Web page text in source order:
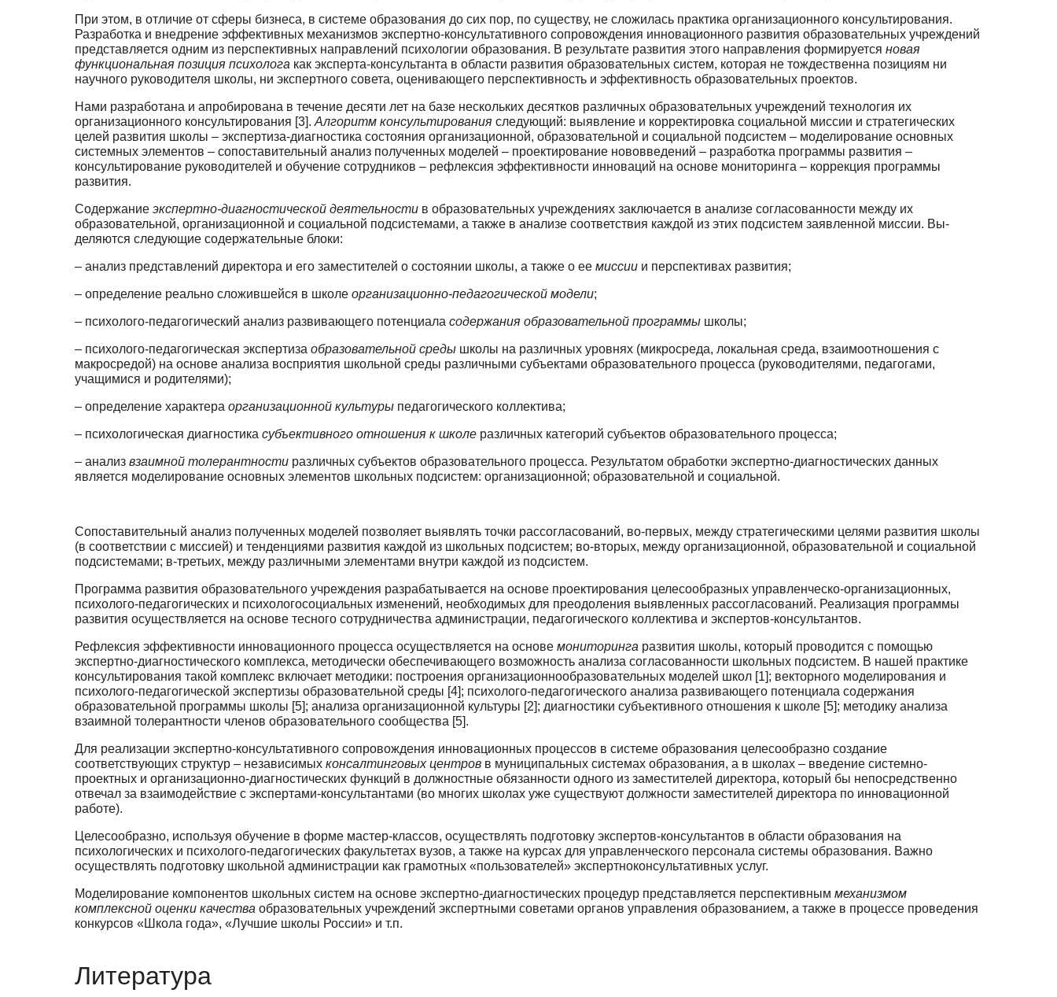
При этом, в отличие от сферы бизнеса, в системе образования до сих пор, по существу, не сложилась практика организационного консультирования.
Разработка и внедрение эффективных механизмов экспертно-консультативного сопровождения инновационного развития образователь­ных учреждений
представляется одним из перспективных направлений психологии образования. В результате развития этого направления формируется новая
функциональная позиция психолога как эксперта-консультанта в области развития образовательных систем, которая не тождественна по­зициям ни
научного руководителя школы, ни экспертного совета, оценивающего перспективность и эффективность образовательных проектов.
Нами разработана и апробирована в течение десяти лет на базе нескольких десятков различ­ных образовательных учреждений технология их
организационного консультирования [3]. Алго­ритм консультирования следующий: выявление и корректировка социальной миссии и стратеги­ческих
целей развития школы – экспертиза-диагностика состояния организационной, образователь­ной и социальной подсистем – моделирование основных
системных элементов – сопоставитель­ный анализ полученных моделей – проектирование нововведений – разработка программы разви­тия –
консультирование руководителей и обучение сотрудников – рефлексия эффективности инно­ваций на основе мониторинга – коррекция программы
развития.
Содержание экспертно-диагностической деятельности в образовательных учреждениях за­ключается в анализе согласованности между их
образовательной, организационной и социальной подсистемами, а также в анализе соответствия каждой из этих подсистем заявленной миссии. Вы­
деляются следующие содержательные блоки:
– анализ представлений директора и его заместителей о состоянии школы, а также о ее мис­сии и перспективах развития;
– определение реально сложившейся в школе организационно-педагогической модели;
– психолого-педагогический анализ развивающего потенциала содержания образователь­ной программы школы;
– психолого-педагогическая экспертиза образовательной среды школы на различных уров­нях (микросреда, локальная среда, взаимоотношения с
макросредой) на основе анализа восприя­тия школьной среды различными субъектами образовательного процесса (руководителями, педа­гогами,
учащимися и родителями);
– определение характера организационной культуры педагогического коллектива;
– психологическая диагностика субъективного отношения к школе различных категорий субъектов образовательного процесса;
– анализ взаимной толерантности различных субъектов образовательного процесса. Результатом обработки экспертно-диагностических данных
является моделирование основ­ных элементов школьных подсистем: организационной; образовательной и социальной.
Сопоставительный анализ полученных моделей позволяет выявлять точки рассогласований, во-первых, между стратегическими целями развития школы
(в соответствии с миссией) и тенден­циями развития каждой из школьных подсистем; во-вторых, между организационной, образова­тельной и социальной
подсистемами; в-третьих, между различными элементами внутри каждой из подсистем.
Программа развития образовательного учреждения разрабатывается на основе проектиро­вания целесообразных управленческо-организационных,
психолого-педагогических и психолого­социальных изменений, необходимых для преодоления выявленных рассогласований. Реализация программы
развития осуществляется на основе тесного сотрудничества администрации, педагоги­ческого коллектива и экспертов-консультантов.
Рефлексия эффективности инновационного процесса осуществляется на основе мониторин­га развития школы, который проводится с помощью
экспертно-диагностического комплекса, мето­дически обеспечивающего возможность анализа согласованности школьных подсистем. В нашей практике
консультирования такой комплекс включает методики: построения организационно­образовательных моделей школ [1]; векторного моделирования и
психолого-педагогической экс­пертизы образовательной среды [4]; психолого-педагогического анализа развивающего потенциа­ла содержания
образовательной программы школы [5]; анализа организационной культуры [2]; ди­агностики субъективного отношения к школе [5]; методику анализа
взаимной толерантности чле­нов образовательного сообщества [5].
Для реализации экспертно-консультативного сопровождения инновационных процессов в си­стеме образования целесообразно создание
соответствующих структур – независимых консалтинго­вых центров в муниципальных системах образования, а в школах – введение системно-
проектных и организационно-диагностических функций в должностные обязанности одного из заместителей директора, который бы непосредственно
отвечал за взаимодействие с экспертами-консультантами (во многих школах уже существуют должности заместителей директора по инновационной
работе).
Целесообразно, используя обучение в форме мастер-классов, осуществлять подготовку экспертов-консультантов в области образования на
психологических и психолого-педагогических факультетах вузов, а также на курсах для управленческого персонала системы образования. Важно
осуществлять подготовку школьной администрации как грамотных «пользователей» экспертно­консультативных услуг.
Моделирование компонентов школьных систем на основе экспертно-диагностических про­цедур представляется перспективным механизмом
комплексной оценки качества образовательных учреждений экспертными советами органов управления образованием, а также в процессе прове­дения
конкурсов «Школа года», «Лучшие школы России» и т.п.
Литература